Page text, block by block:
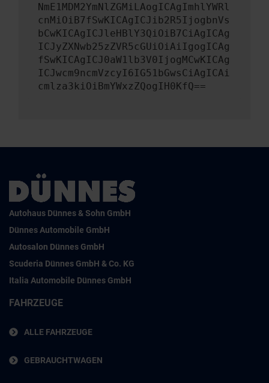
NmE1MDM2YmNlZGMiLAogICAgImhlYWRl
cnMiOiB7fSwKICAgICJib2R5IjogbnVs
bCwKICAgICJleHBlY3QiOiB7CiAgICAg
ICJyZXNwb25zZVR5cGUiOiAiIgogICAg
fSwKICAgICJ0aW1lb3V0IjogMCwKICAg
ICJwcm9ncmVzcyI6IG51bGwsCiAgICAi
cmlza3kiOiBmYWxzZQogIH0KfQ==
Autohaus Dünnes & Sohn GmbH
Dünnes Automobile GmbH
Autosalon Dünnes GmbH
Scuderia Dünnes GmbH & Co. KG
Italia Automobile Dünnes GmbH
FAHRZEUGE
ALLE FAHRZEUGE
GEBRAUCHTWAGEN